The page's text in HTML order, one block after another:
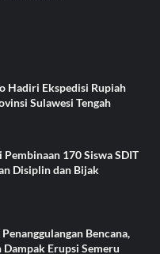
Hadiri Ekspedisi Rupiah
Sulawesi Tengah
170 Siswa SDIT
Disiplin dan Bijak
Bencana,
Dampak Erupsi Semeru